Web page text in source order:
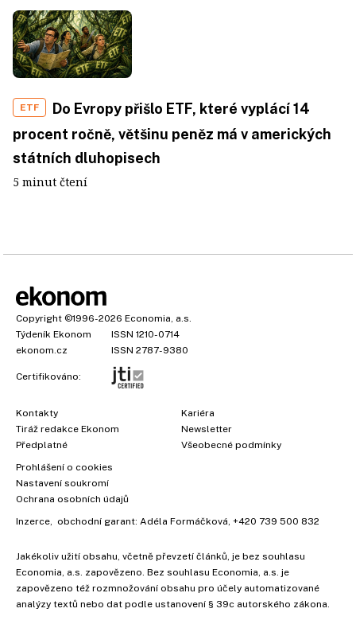
ETF
Do Evropy přišlo ETF, které vyplácí 14
procent ročně, většinu peněz má v amerických
státních dluhopisech
5 minut čtení
Copyright ©1996-2026 Economia, a.s.
Týdeník Ekonom
ISSN 1210-0714
ekonom.cz
ISSN 2787-9380
Certifikováno:
Kontakty
Tiráž redakce Ekonom
Předplatné
Kariéra
Newsletter
Všeobecné podmínky
Prohlášení o cookies
Nastavení soukromí
Ochrana osobních údajů
Inzerce , obchodní garant: Adéla Formáčková +420 739 500 832
Jakékoliv užití obsahu, včetně převzetí článků, je bez souhlasu
Economia, a.s. zapovězeno. Bez souhlasu Economia, a.s. je
zapovězeno též rozmnožování obsahu pro účely automatizované
analýzy textů nebo dat podle ustanovení § 39c autorského zákona.